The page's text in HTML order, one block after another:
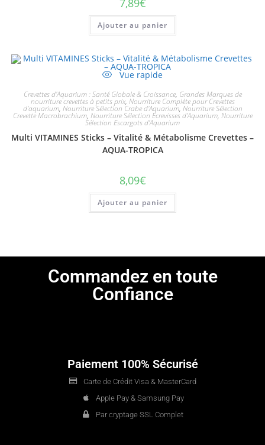
Ajouter au panier
Vue rapide
Crevettes d'Aquarium : Santé Globale & Croissance, Grandes Marques de
nourriture crevettes à petits prix, Nourriture Complète pour Crevettes
d'aquarium, Nourriture Sélection Crabe d'Aquarium, Nourriture Sélection
Crevette Macrobrachium, Nourriture Sélection Ecrevisses d'Aquarium, Nourriture
Sélection Escargots d'Aquarium
Multi VITAMINES Sticks – Vitalité & Métabolisme Crevettes –
AQUA-TROPICA
8,09€
Ajouter au panier
Commandez en toute
Confiance
Paiement 100% Sécurisé
Carte de Crédit Visa & MasterCard
Apple Pay & Samsung Pay
Par cryptage SSL Complet